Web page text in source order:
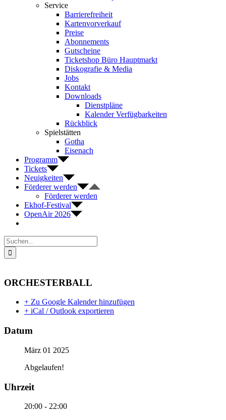
Service
Barrierefreiheit
Kartenvorverkauf
Preise
Abonnements
Gutscheine
Ticketshop Büro Hauptmarkt
Diskografie & Media
Jobs
Kontakt
Downloads
Dienstpläne
Kalender Verfügbarkeiten
Rückblick
Spielstätten
Gotha
Eisenach
Programm
Tickets
Neuigkeiten
Förderer werden
Förderer werden
Ekhof-Festival
OpenAir 2026
Suche
nach:
ORCHESTERBALL
+ Zu Google Kalender hinzufügen
+ iCal / Outlook exportieren
Datum
März 01 2025
Abgelaufen!
Uhrzeit
20:00 - 22:00